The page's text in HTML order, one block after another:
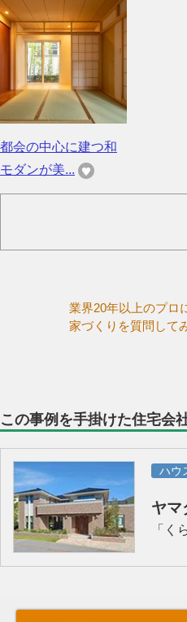
都会の中心に建つ和
モダンが美...
業界20年以上のプロ
家づくりを質問して
この事例を手掛けた住宅会
ハウ
ヤマ
「く